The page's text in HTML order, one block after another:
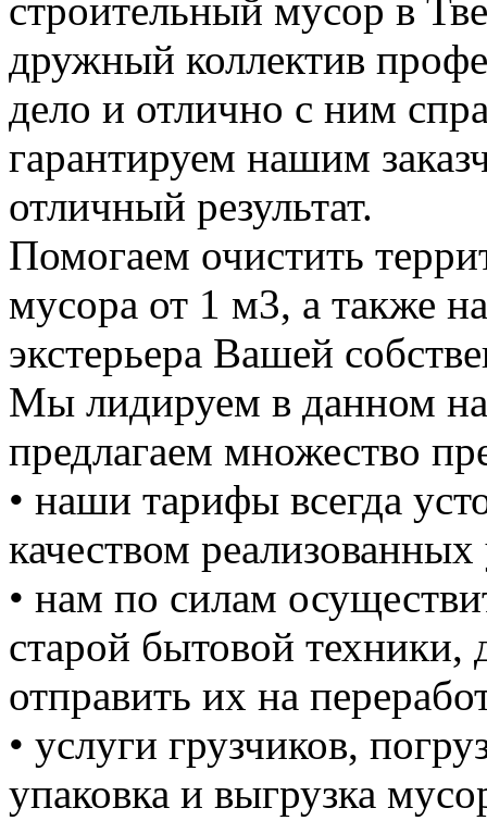
строительный мусор в
дружный коллектив
дело и отлично с ним
гарантируем нашим
отличный результат.
Помогаем очистить
мусора от 1 м3, а также
экстерьера Вашей
Мы лидируем в данном
предлагаем множество
• наши тарифы всегда
качеством реализованных
• нам по силам
старой бытовой техники,
отправить их на
• услуги грузчиков,
упаковка и выгрузка